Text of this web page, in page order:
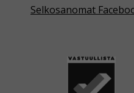
Selkosanomat